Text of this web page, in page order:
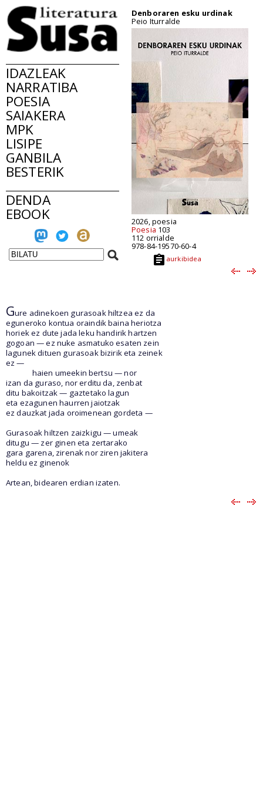
IDAZLEAK
NARRATIBA
POESIA
SAIAKERA
MPK
LISIPE
GANBILA
BESTERIK
DENDA
EBOOK
Denboraren esku urdinak
Peio Iturralde
2026, poesia
Poesia 103
112 orrialde
978-84-19570-60-4
aurkibidea
Gure adinekoen gurasoak hiltzea ez da
eguneroko kontua oraindik baina heriotza
horiek ez dute jada leku handirik hartzen
gogoan — ez nuke asmatuko esaten zein
lagunek dituen gurasoak bizirik eta zeinek
ez —
haien umeekin bertsu — nor
izan da guraso, nor erditu da, zenbat
ditu bakoitzak — gaztetako lagun
eta ezagunen haurren jaiotzak
ez dauzkat jada oroimenean gordeta —
Gurasoak hiltzen zaizkigu — umeak
ditugu — zer ginen eta zertarako
gara garena, zirenak nor ziren jakitera
heldu ez ginenok
Artean, bidearen erdian izaten.